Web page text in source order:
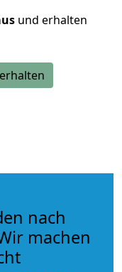
und erhalten
nach
machen